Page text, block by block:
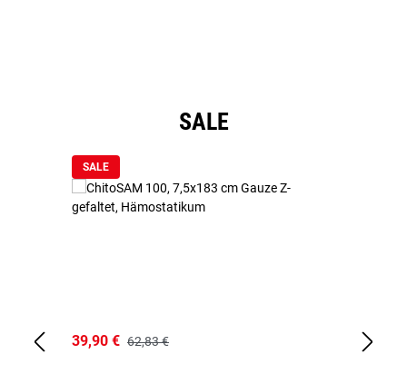
SALE
SALE
39,90 € 62,83 €